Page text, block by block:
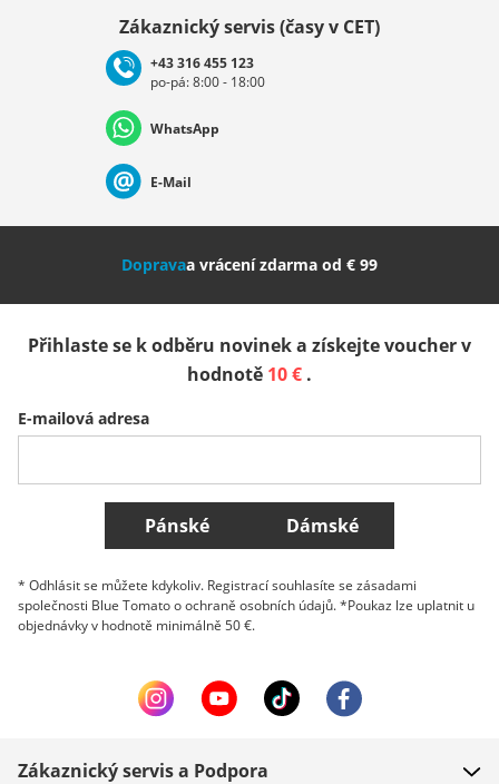
Deutschland Österreich
Nederland Italia (Italiano) Italien (Deutsch)
Slovenija
Belgique (Français) Danmark Norge
Všechny země
Zákaznický servis (časy v CET)
+43 316 455 123
po-pá: 8:00 - 18:00
WhatsApp
E-Mail
Dopravaa vrácení zdarma od € 99
Přihlaste se k odběru novinek a získejte voucher v
hodnotě 10 € .
E-mailová adresa
Pánské Dámské
* Odhlásit se můžete kdykoliv. Registrací souhlasíte se zásadami
společnosti Blue Tomato o ochraně osobních údajů. *Poukaz lze uplatnit u
objednávky v hodnotě minimálně 50 €.
Zákaznický servis a Podpora